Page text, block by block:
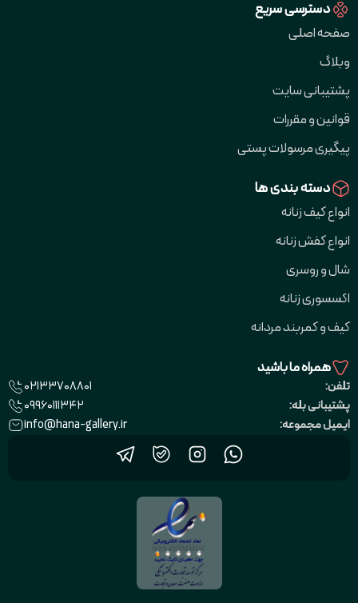
دسترسی سریع
صفحه اصلی
وبلاگ
پشتیبانی سایت
قوانین و مقررات
پیگیری مرسولات پستی
دسته بندی ها
انواع کیف زنانه
انواع کفش زنانه
شال و روسری
اکسسوری زنانه
کیف و کمربند مردانه
همراه ما باشید
تلفن:
02133708801
پشتیبانی بله:
09960111342
ایمیل مجموعه:
info@hana-gallery.ir